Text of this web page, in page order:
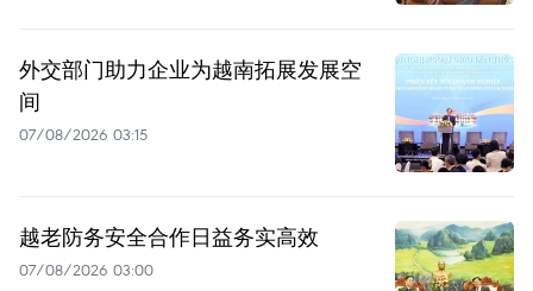
外交部门助力企业为越南拓展发展空
间
07/08/2026 03:15
越老防务安全合作日益务实高效
07/08/2026 03:00